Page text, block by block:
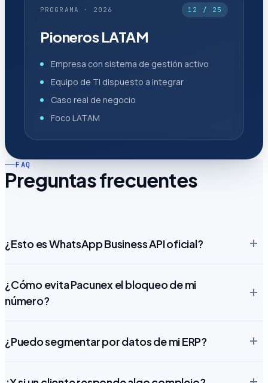
PROGRAMA · 2026 12 / 25
Pioneros LATAM
Empresa con sistema de gestión activo
Equipo de TI dispuesto a integrar
Caso real de negocio
Foco LATAM
FAQ
Preguntas frecuentes
¿Esto es WhatsApp Business API oficial?
¿Cómo evita Pacunex el bloqueo de mi
número?
¿Puedo segmentar por datos de mi ERP?